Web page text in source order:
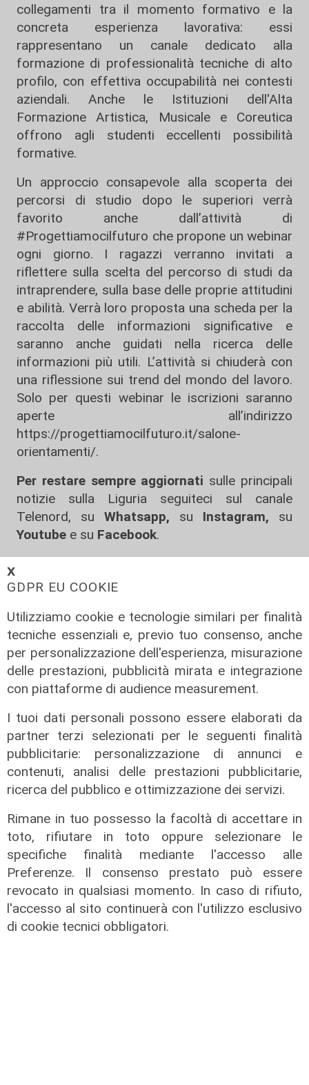
𝗫
GDPR EU COOKIE
Utilizziamo cookie e tecnologie similari per finalità
tecniche essenziali e, previo tuo consenso, anche
per personalizzazione dell'esperienza, misurazione
delle prestazioni, pubblicità mirata e integrazione
con piattaforme di audience measurement.
I tuoi dati personali possono essere elaborati da
partner terzi selezionati per le seguenti finalità
pubblicitarie: personalizzazione di annunci e
contenuti, analisi delle prestazioni pubblicitarie,
ricerca del pubblico e ottimizzazione dei servizi.
Rimane in tuo possesso la facoltà di accettare in
toto, rifiutare in toto oppure selezionare le
specifiche finalità mediante l'accesso alle
Preferenze. Il consenso prestato può essere
revocato in qualsiasi momento. In caso di rifiuto,
l'accesso al sito continuerà con l'utilizzo esclusivo
di cookie tecnici obbligatori.
collegamenti tra il momento formativo e la
concreta esperienza lavorativa: essi
rappresentano un canale dedicato alla
formazione di professionalità tecniche di alto
profilo, con effettiva occupabilità nei contesti
aziendali. Anche le Istituzioni dell'Alta
Formazione Artistica, Musicale e Coreutica
offrono agli studenti eccellenti possibilità
formative.
Un approccio consapevole alla scoperta dei
percorsi di studio dopo le superiori verrà
favorito anche dall’attività di
#Progettiamocilfuturo che propone un webinar
ogni giorno. I ragazzi verranno invitati a
riflettere sulla scelta del percorso di studi da
intraprendere, sulla base delle proprie attitudini
e abilità. Verrà loro proposta una scheda per la
raccolta delle informazioni significative e
saranno anche guidati nella ricerca delle
informazioni più utili. L’attività si chiuderà con
una riflessione sui trend del mondo del lavoro.
Solo per questi webinar le iscrizioni saranno
aperte all’indirizzo
https://progettiamocilfuturo.it/salone-
orientamenti/.
Per restare sempre aggiornati sulle principali
notizie sulla Liguria seguiteci sul canale
Telenord, su
Whatsapp, su Instagram, su
Youtube e su Facebook.
salone orientamenti senior
Condividi:
ALTRE NOTIZIE